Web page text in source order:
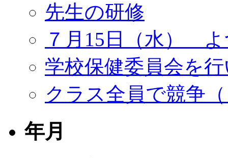
先生の研修
７月15日（水）
学校保健委員会を
クラス全員で競争
年月